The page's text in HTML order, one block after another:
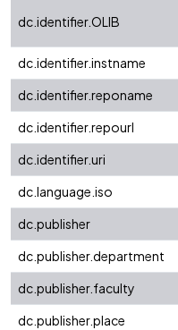
dc.identifier.OLIB
dc.identifier.instname
dc.identifier.reponame
dc.identifier.repourl
dc.identifier.uri
dc.language.iso
dc.publisher
dc.publisher.department
dc.publisher.faculty
dc.publisher.place